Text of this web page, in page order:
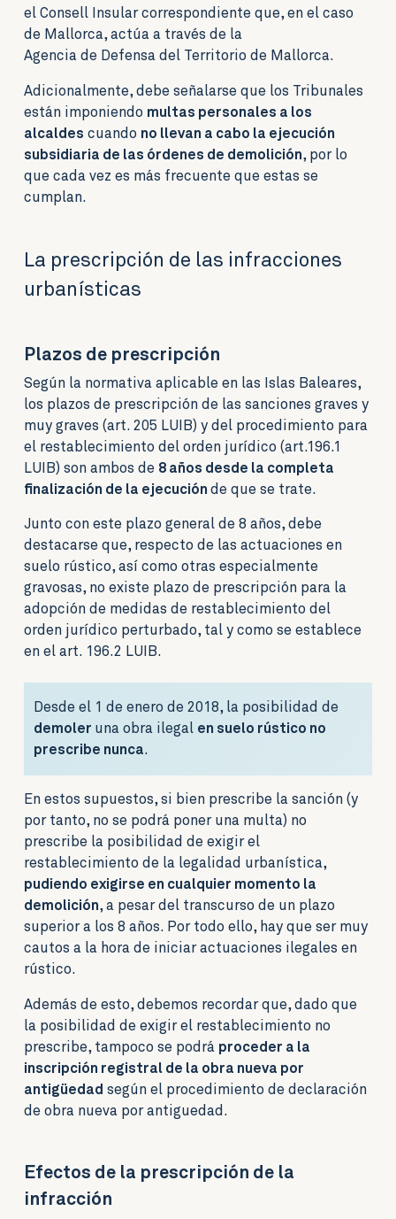
el Consell Insular correspondiente que, en el caso
de Mallorca, actúa a través de la
Agencia de Defensa del Territorio de Mallorca.
Adicionalmente, debe señalarse que los Tribunales
están imponiendo multas personales a los
alcaldes cuando no llevan a cabo la ejecución
subsidiaria de las órdenes de demolición, por lo
que cada vez es más frecuente que estas se
cumplan.
La prescripción de las infracciones
urbanísticas
Plazos de prescripción
Según la normativa aplicable en las Islas Baleares,
los plazos de prescripción de las sanciones graves y
muy graves (art. 205 LUIB) y del procedimiento para
el restablecimiento del orden jurídico (art.196.1
LUIB) son ambos de 8 años desde la completa
finalización de la ejecuciónde que se trate.
Junto con este plazo general de 8 años, debe
destacarse que, respecto de las actuaciones en
suelo rústico, así como otras especialmente
gravosas, no existe plazo de prescripción para la
adopción de medidas de restablecimiento del
orden jurídico perturbado, tal y como se establece
en el art. 196.2 LUIB.
Desde el 1 de enero de 2018, la posibilidad de
demoler una obra ilegal en suelo rústico no
prescribe nunca.
En estos supuestos, si bien prescribe la sanción (y
por tanto, no se podrá poner una multa) no
prescribe la posibilidad de exigir el
restablecimiento de la legalidad urbanística,
pudiendo exigirse en cualquier momento la
demolición, a pesar del transcurso de un plazo
superior a los 8 años. Por todo ello, hay que ser muy
cautos a la hora de iniciar actuaciones ilegales en
rústico.
Además de esto, debemos recordar que, dado que
la posibilidad de exigir el restablecimiento no
prescribe, tampoco se podrá proceder a la
inscripción registral de la obra nueva por
antigüedad según el procedimiento de declaración
de obra nueva por antiguedad.
Efectos de la prescripción de la
infracción